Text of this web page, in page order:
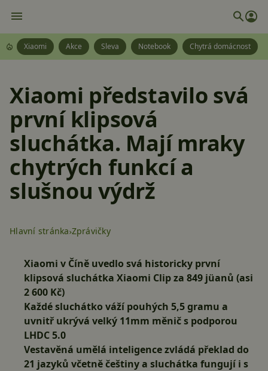
Xiaomi Akce Sleva Notebook Chytrá domácnost
Xiaomi představilo svá
první klipsová
sluchátka. Mají mraky
chytrých funkcí a
slušnou výdrž
Hlavní stránka Zprávičky
Xiaomi v Číně uvedlo svá historicky první
klipsová sluchátka Xiaomi Clip za 849 jüanů (asi
2 600 Kč)
Každé sluchátko váží pouhých 5,5 gramu a
uvnitř ukrývá velký 11mm měnič s podporou
LHDC 5.0
Vestavěná umělá inteligence zvládá překlad do
21 jazyků včetně češtiny a sluchátka fungují i s